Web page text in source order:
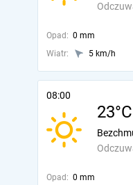
Opad: 0 mm
Wiatr:
5 km/h
08:00
23°C
Opad: 0 mm